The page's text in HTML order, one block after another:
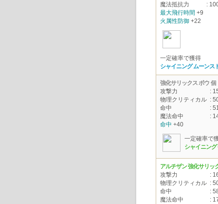
魔法抵抗力
:
最大飛行時間 +9
火属性防御 +22
一定確率で獲得
シャイニング ムーンス
強化サリックス ボウ 個
攻撃力
:
物理クリティカル :
命中
:
魔法命中
:
命中 +40
一定確率で
シャイニン
アルチザン 強化サリッ
攻撃力
:
物理クリティカル :
命中
:
魔法命中
: